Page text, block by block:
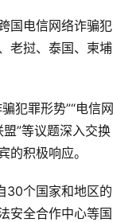
国电信网络诈骗犯
老挝、泰国、柬埔
犯罪形势”“电信网
”等议题深入交换
积极响应。
30个国家和地区的
安全合作中心等国